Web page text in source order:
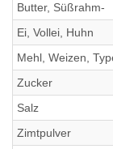
Butter, Süßrahm-
Ei, Vollei, Huhn
Mehl, Weizen,
Zucker
Salz
Zimtpulver